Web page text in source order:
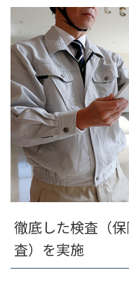
徹底した検査（
査）を実施